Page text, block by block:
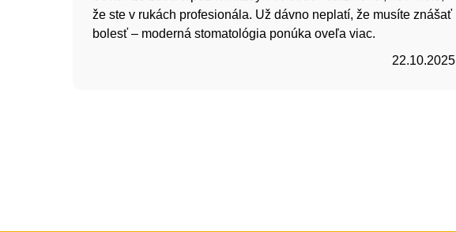
že ste v rukách profesionála. Už dávno neplatí, že musíte znášať
bolesť – moderná stomatológia ponúka oveľa viac.
22.10.2025